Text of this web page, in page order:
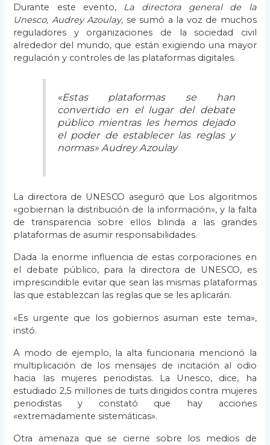
Durante este evento, La directora general de la
Unesco, Audrey Azoulay, se sumó a la voz de muchos
reguladores y organizaciones de la sociedad civil
alrededor del mundo, que están exigiendo una mayor
regulación y controles de las plataformas digitales.
«Estas plataformas se han
convertido en el lugar del debate
público mientras les hemos dejado
el poder de establecer las reglas y
normas» Audrey Azoulay
La directora de UNESCO aseguró que Los algoritmos
«gobiernan la distribución de la información», y la falta
de transparencia sobre ellos blinda a las grandes
plataformas de asumir responsabilidades.
Dada la enorme influencia de estas corporaciones en
el debate público, para la directora de UNESCO, es
imprescindible evitar que sean las mismas plataformas
las que establezcan las reglas que se les aplicarán.
«Es urgente que los gobiernos asuman este tema»,
instó.
A modo de ejemplo, la alta funcionaria mencionó la
multiplicación de los mensajes de incitación al odio
hacia las mujeres periodistas. La Unesco, dice, ha
estudiado 2,5 millones de tuits dirigidos contra mujeres
periodistas y constató que hay acciones
«extremadamente sistemáticas».
Otra amenaza que se cierne sobre los medios de